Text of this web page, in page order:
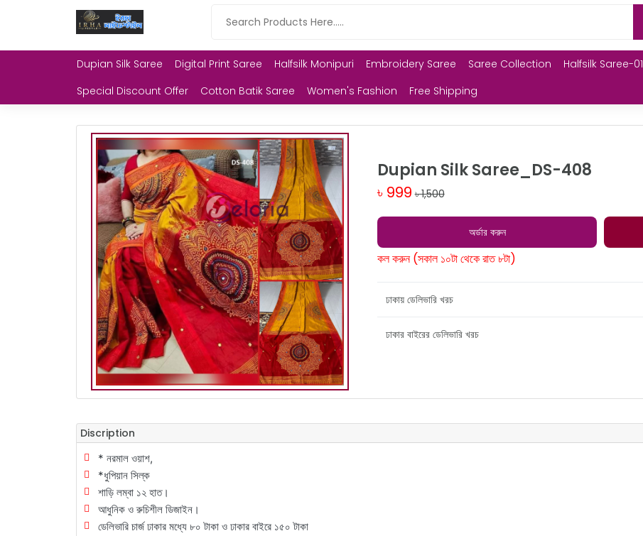
Dupian Silk Saree Digital Print Saree Halfsilk Monipuri Embroidery Saree Saree Collection Halfsilk Saree-01
Special Discount Offer
Cotton Batik Saree Women's Fashion Free Shipping
Dupian Silk Saree_DS-408
৳ 999 ৳ 1,500
অর্ডার করুন
কল করুন (সকাল ১০টা থেকে রাত ৮টা)
ঢাকায় ডেলিভারি খরচ
ঢাকার বাইরের ডেলিভারি খরচ
Discription
* নরমাল ওয়াশ,
*ধুপিয়ান সিল্ক
শাড়ি লম্বা ১২ হাত।
আধুনিক ও রুচিশীল ডিজাইন।
ডেলিভারি চার্জ ঢাকার মধ্যে ৮০ টাকা ও ঢাকার বাইরে ১৫০ টাকা